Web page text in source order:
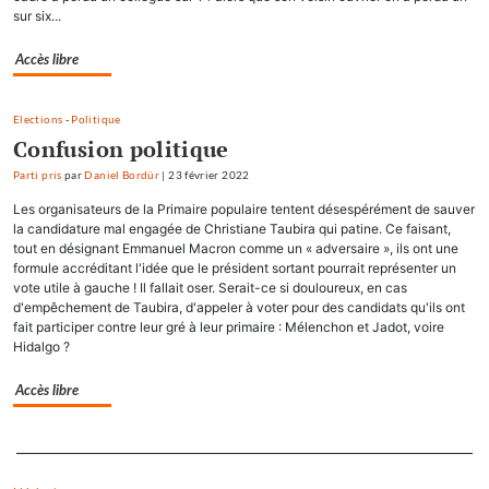
sur six...
Accès libre
Elections - Politique
Confusion politique
Parti pris par Daniel Bordür |23 février 2022
Les organisateurs de la Primaire populaire tentent désespérément de sauver
la candidature mal engagée de Christiane Taubira qui patine. Ce faisant,
tout en désignant Emmanuel Macron comme un « adversaire », ils ont une
formule accréditant l'idée que le président sortant pourrait représenter un
vote utile à gauche ! Il fallait oser. Serait-ce si douloureux, en cas
d'empêchement de Taubira, d'appeler à voter pour des candidats qu'ils ont
fait participer contre leur gré à leur primaire : Mélenchon et Jadot, voire
Hidalgo ?
Accès libre
Separateur